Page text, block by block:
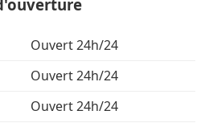
Ouvert 24h/24
Ouvert 24h/24
Ouvert 24h/24